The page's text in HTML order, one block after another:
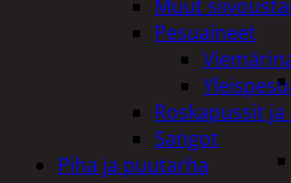
Muut
Pesuaineet
Roskapussit
Sangot
Piha ja puutarha